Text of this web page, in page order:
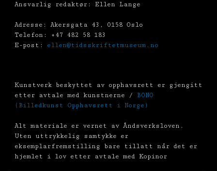
Ansvarlig redaktør: Ellen Lange
Adresse: Akersgata 43, 0158 Oslo
Telefon: +47 482 58 183
E-post: ellen@tidsskriftetmuseum.no
Kunstverk beskyttet av opphavsrett er gjengitt
etter avtale med kunstnerne / BONO
(Billedkunst Opphavsrett i Norge)
Alt materiale er vernet av Åndsverksloven.
Uten uttrykkelig samtykke er
eksemplarfremstilling bare tillatt når det er
hjemlet i lov etter avtale med Kopinor